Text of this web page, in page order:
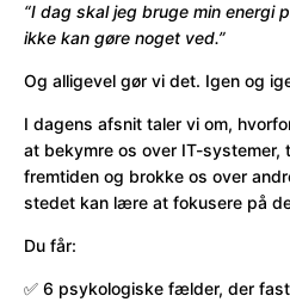
“I dag skal jeg bruge min energi
ikke kan gøre noget ved.”
Og alligevel gør vi det. Igen og
I dagens afsnit taler vi om,
at bekymre os over IT-systemer,
fremtiden og brokke os over
stedet kan lære at fokusere på
Du får:
✅ 6 psykologiske fælder, der